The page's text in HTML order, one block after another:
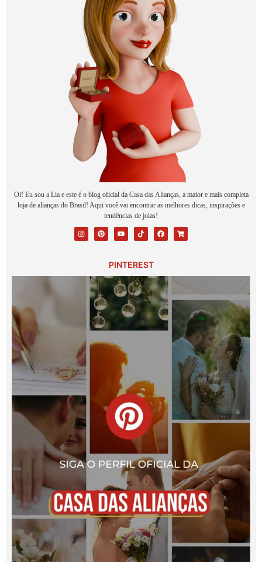
Oi! Eu sou a Lia e este é o blog oficial da Casa das Alianças, a maior e mais completa
loja de alianças do Brasil! Aqui você vai encontrar as melhores dicas, inspirações e
tendências de joias!
PINTEREST